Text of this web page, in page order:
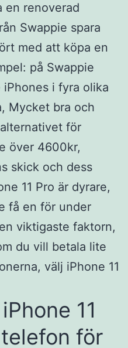
en renoverad
Swappie spara
med att köpa en
på Swappie
i fyra olika
Mycket bra och
för
över 4600kr,
skick och dess
11 Pro är dyrare,
få en för under
viktigaste faktorn,
du vill betala lite
välj iPhone 11
11
för